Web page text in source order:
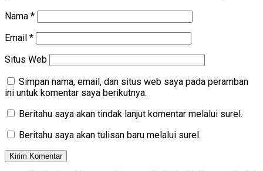
Nama *
Email *
Situs Web
Simpan nama, email, dan situs web saya pada peramban
ini untuk komentar saya berikutnya.
Beritahu saya akan tindak lanjut komentar melalui surel.
Beritahu saya akan tulisan baru melalui surel.